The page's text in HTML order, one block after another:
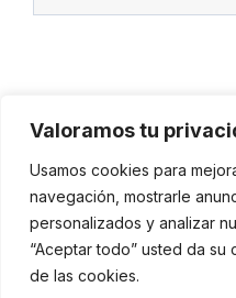
Valoramos tu
Usamos cookies para
navegación, mostrarle
personalizados y analizar
“Aceptar todo” usted da su
de las cookies.
C. Avinyó 44, 2n |
119 03 72|
© Institut de Drets